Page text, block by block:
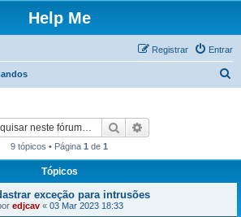
Help Me
Entrar
Registrar
Pesquisar
9 tópicos • Página 1 de 1
Tópicos
exceção para intrusões
edjcav « 03 Mar 2023 18:33